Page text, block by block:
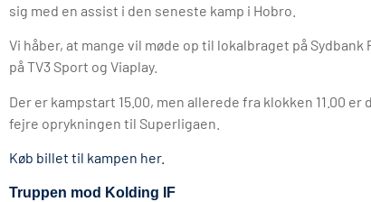
sig med en assist i den seneste kamp i Hobro.
Vi håber, at mange vil møde op til lokalbraget på
på TV3 Sport og Viaplay.
Der er kampstart 15.00, men allerede fra klokken 11.00
fejre oprykningen til Superligaen.
Køb billet til kampen her.
Truppen mod Kolding IF